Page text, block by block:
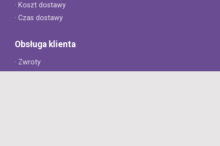
· Koszt dostawy
· Czas dostawy
Obsługa klienta
· Zwroty